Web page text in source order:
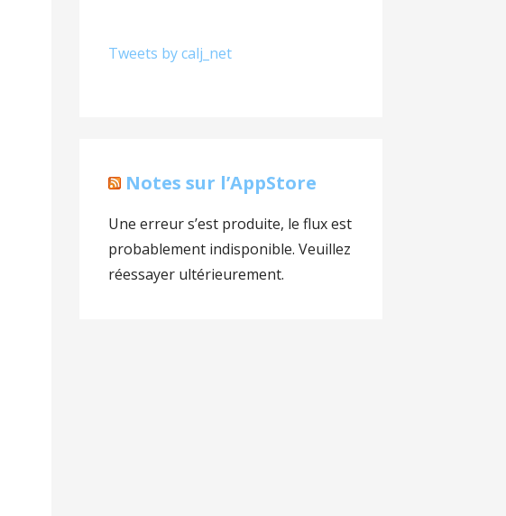
Tweets by calj_net
Notes sur l’AppStore
Une erreur s’est produite, le flux est
probablement indisponible. Veuillez
réessayer ultérieurement.